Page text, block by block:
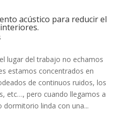
acústico para reducir el
lugar del trabajo no echamos
estamos concentrados en
de continuos ruidos, los
etc…, pero cuando llegamos a
dormitorio linda con una...